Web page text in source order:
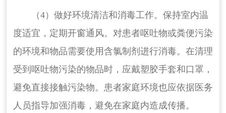
（4）做好环境清洁和消毒工作。保持室内温
度适宜，定期开窗通风。对患者呕吐物或粪便污染
的环境和物品需要使用含氯制剂进行消毒。在清理
受到呕吐物污染的物品时，应戴塑胶手套和口罩，
避免直接接触污染物。患者家庭环境也应依据医务
人员指导加强消毒，避免在家庭内造成传播。